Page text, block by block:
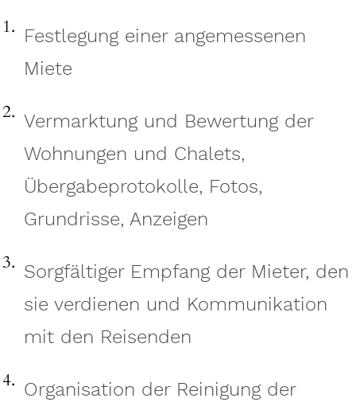
Festlegung einer angemessenen
Miete
Vermarktung und Bewertung der
Wohnungen und Chalets,
Übergabeprotokolle, Fotos,
Grundrisse, Anzeigen
Sorgfältiger Empfang der Mieter, den
sie verdienen und Kommunikation
mit den Reisenden
Organisation der Reinigung der